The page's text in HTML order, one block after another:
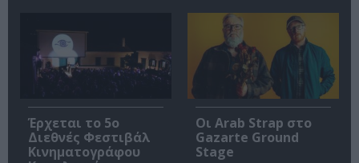
Έρχεται το 5ο
Διεθνές Φεστιβάλ
Κινηματογράφου
Οι Arab Strap στο
Gazarte Ground
Stage